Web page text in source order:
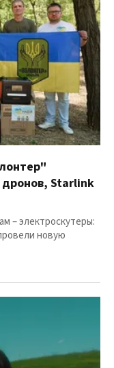
Starlink
– электроскутеры:
новую